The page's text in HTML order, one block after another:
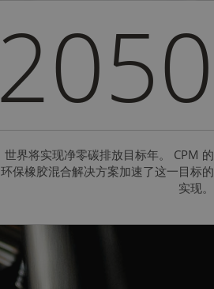
2050
世界将实现净零碳排放目标年。 CPM 的
环保橡胶混合解决方案加速了这一目标的
实现。